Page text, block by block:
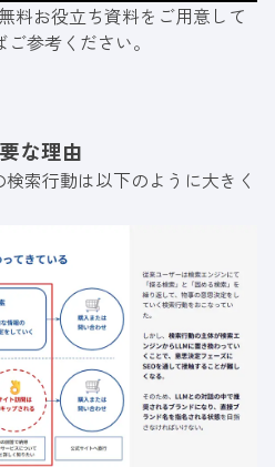
料お役立ち資料をご用意して
参考ください。
な理由
索行動は以下のように大きく